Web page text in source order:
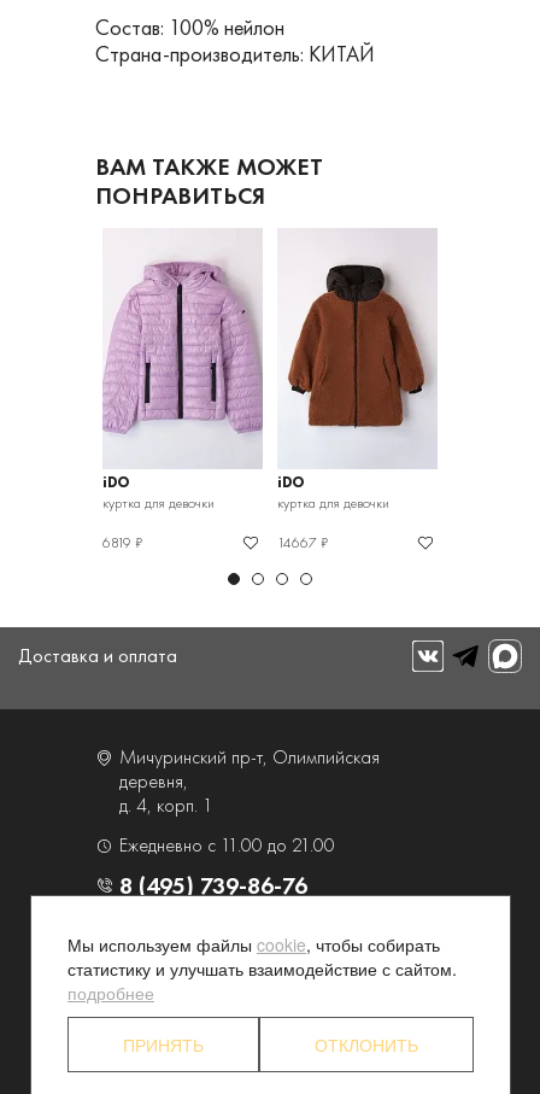
Состав: 100% нейлон
Страна-производитель: КИТАЙ
ВАМ ТАКЖЕ МОЖЕТ
ПОНРАВИТЬСЯ
iDO
куртка для девочки
6819 ₽
iDO
куртка для девочки
14667 ₽
Доставка и оплата
Мичуринский пр-т, Олимпийская
деревня,
д. 4, корп. 1
Ежедневно с 11.00 до 21.00
8 (495) 739-86-76
О компании
Услуги
Контакты и схема проезда
Наши преимущества
Партнерские программы
Конфиденциальность
Акционерам
Мы используем файлы cookie, чтобы собирать
статистику и улучшать взаимодействие с сайтом.
подробнее
ПРИНЯТЬ ОТКЛОНИТЬ